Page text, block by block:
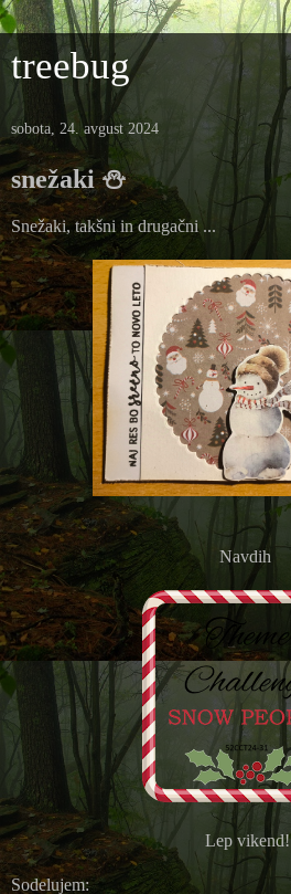
treebug
sobota, 24. avgust 2024
snežaki ⛄
Snežaki, takšni in drugačni ...
Navdih
Lep vikend!
Sodelujem: